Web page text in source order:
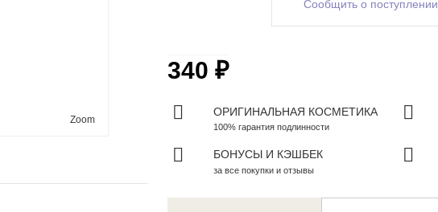
Zoom
Сообщить о поступлении
340 ₽
ОРИГИНАЛЬНАЯ КОСМЕТИКА
100% гарантия подлинности
БОНУСЫ И КЭШБЕК
за все покупки и отзывы